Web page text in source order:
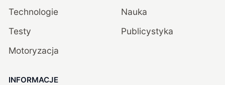
Technologie
Testy
Motoryzacja
Nauka
Publicystyka
INFORMACJE